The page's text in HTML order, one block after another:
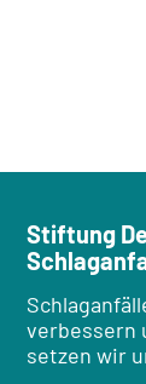
Stiftung
verbessern
setzen wir